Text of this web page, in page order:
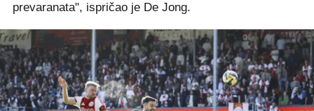
prevaranata", ispričao je De Jong.